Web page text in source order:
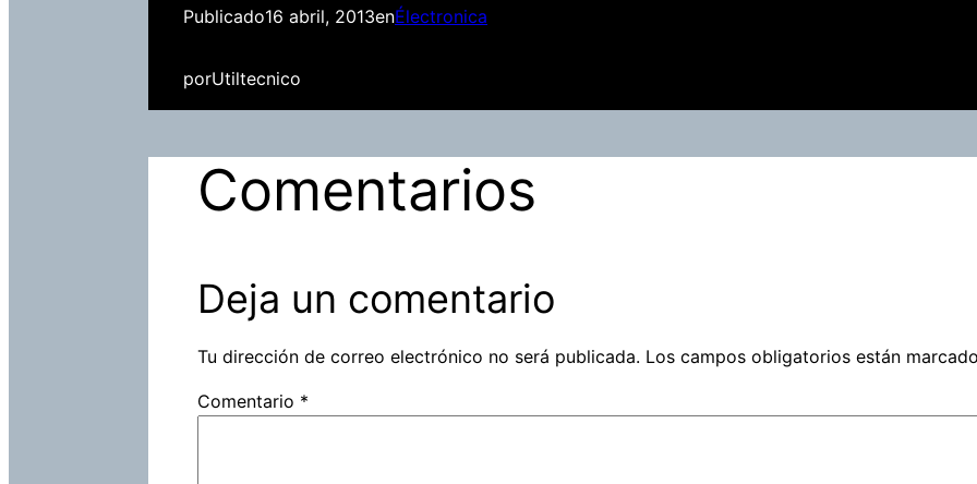
Publicado16 abril, 2013enÉlectronica
porUtiltecnico
Comentarios
Deja un comentario
Tu dirección de correo electrónico no será publicada. Los campos obligatorios están
Comentario *